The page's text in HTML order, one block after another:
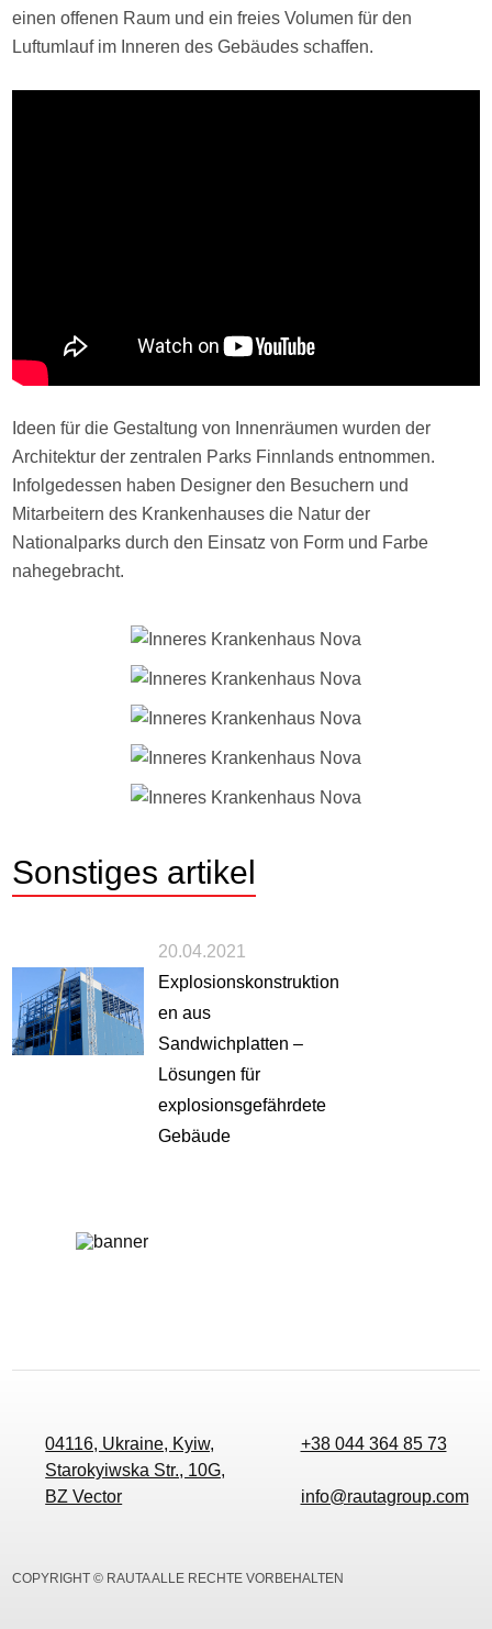
einen offenen Raum und ein freies Volumen für den
Luftumlauf im Inneren des Gebäudes schaffen.
Ideen für die Gestaltung von Innenräumen wurden der
Architektur der zentralen Parks Finnlands entnommen.
Infolgedessen haben Designer den Besuchern und
Mitarbeitern des Krankenhauses die Natur der
Nationalparks durch den Einsatz von Form und Farbe
nahegebracht.
Sonstiges artikel
20.04.2021
Explosionskonstruktion
en aus
Sandwichplatten –
Lösungen für
explosionsgefährdete
Gebäude
04116, Ukraine, Kyiw,
Starokyiwska Str., 10G,
BZ Vector
+38 044 364 85 73
info@rautagroup.com
COPYRIGHT © RAUTA ALLE RECHTE VORBEHALTEN